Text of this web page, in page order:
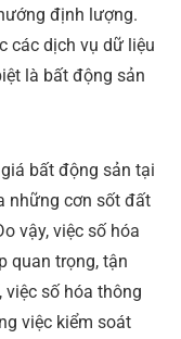
định lượng.
các dịch vụ dữ liệu
là bất động sản
bất động sản tại
những cơn sốt đất
vậy, việc số hóa
quan trọng, tận
số hóa thông
việc kiểm soát